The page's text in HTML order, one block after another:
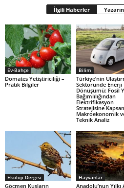
İlgili Haberler
Ev-Bahçe
Domates Yetiştiriciliği –
Pratik Bilgiler
Bilim
Türkiye’nin
Sektöründe Enerji
Dönüşümü: Fosil
Bağımlılığından
Elektrifikasyon
Stratejisine
Makroekonomik
Teknik Analiz
Ekoloji Dergisi
Göçmen Kuşların
Hayvanlar
Anadolu’nun Yılkı